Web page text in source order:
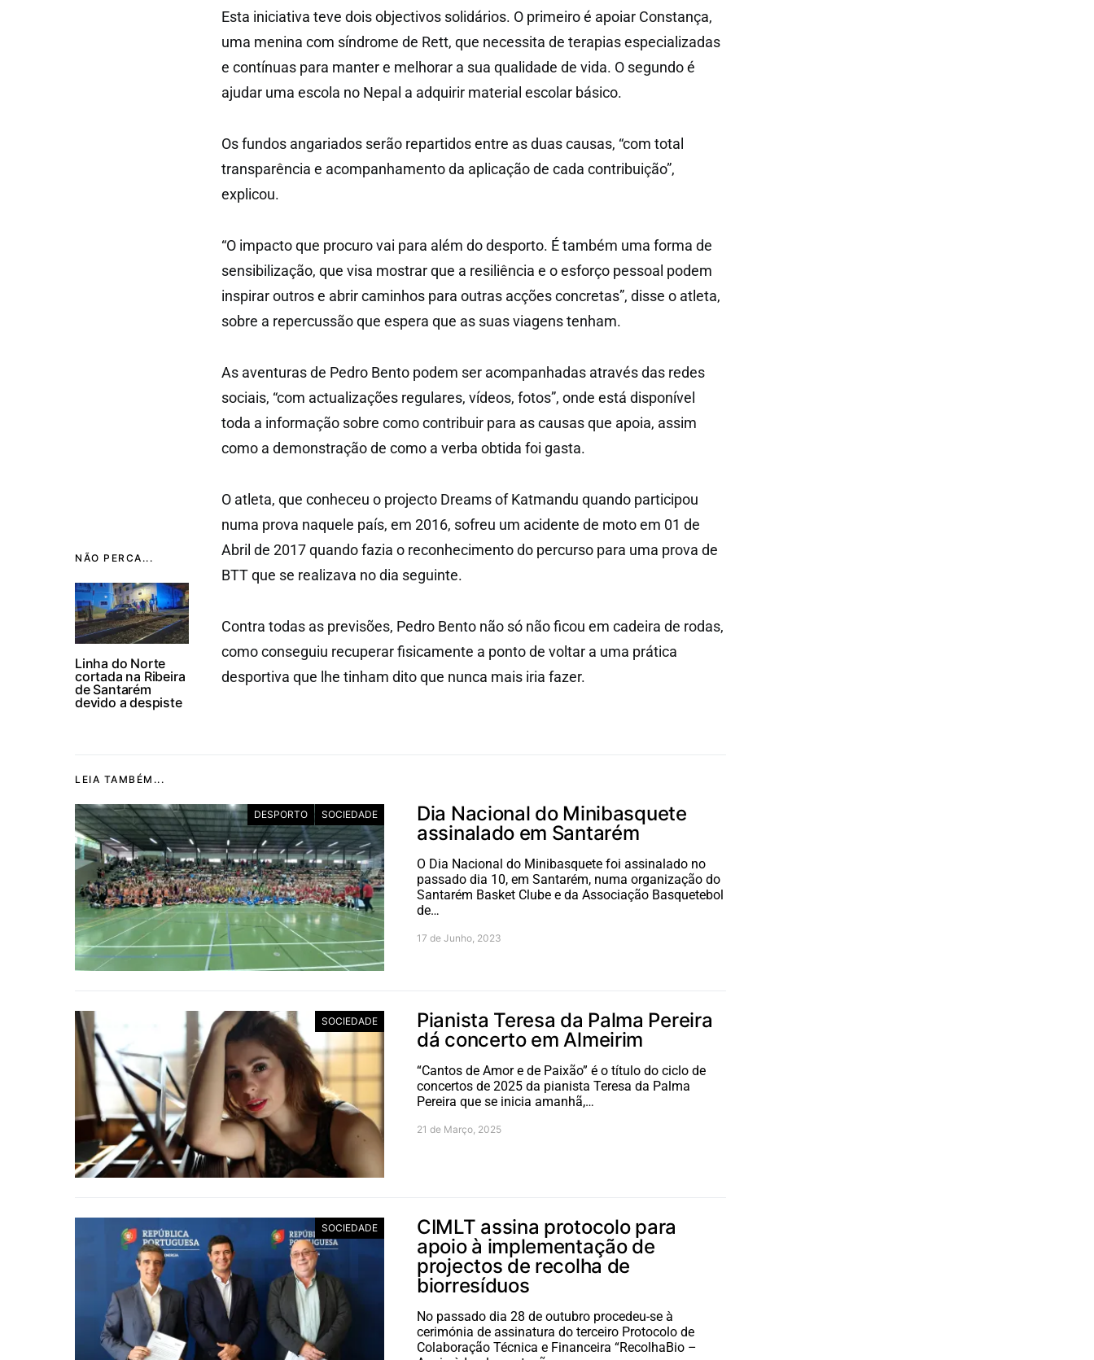
NÃO PERCA...
Linha do Norte
cortada na Ribeira
de Santarém
devido a despiste
Esta iniciativa teve dois objectivos solidários. O primeiro é apoiar Constança,
uma menina com síndrome de Rett, que necessita de terapias especializadas
e contínuas para manter e melhorar a sua qualidade de vida. O segundo é
ajudar uma escola no Nepal a adquirir material escolar básico.
Os fundos angariados serão repartidos entre as duas causas, “com total
transparência e acompanhamento da aplicação de cada contribuição”,
explicou.
“O impacto que procuro vai para além do desporto. É também uma forma de
sensibilização, que visa mostrar que a resiliência e o esforço pessoal podem
inspirar outros e abrir caminhos para outras acções concretas”, disse o atleta,
sobre a repercussão que espera que as suas viagens tenham.
As aventuras de Pedro Bento podem ser acompanhadas através das redes
sociais, “com actualizações regulares, vídeos, fotos”, onde está disponível
toda a informação sobre como contribuir para as causas que apoia, assim
como a demonstração de como a verba obtida foi gasta.
O atleta, que conheceu o projecto Dreams of Katmandu quando participou
numa prova naquele país, em 2016, sofreu um acidente de moto em 01 de
Abril de 2017 quando fazia o reconhecimento do percurso para uma prova de
BTT que se realizava no dia seguinte.
Contra todas as previsões, Pedro Bento não só não ficou em cadeira de rodas,
como conseguiu recuperar fisicamente a ponto de voltar a uma prática
desportiva que lhe tinham dito que nunca mais iria fazer.
LEIA TAMBÉM...
DESPORTO SOCIEDADE
Dia Nacional do Minibasquete
assinalado em Santarém
O Dia Nacional do Minibasquete foi assinalado no
passado dia 10, em Santarém, numa organização do
Santarém Basket Clube e da Associação Basquetebol
de…
17 de Junho, 2023
SOCIEDADE
Pianista Teresa da Palma Pereira
dá concerto em Almeirim
“Cantos de Amor e de Paixão” é o título do ciclo de
concertos de 2025 da pianista Teresa da Palma
Pereira que se inicia amanhã,…
21 de Março, 2025
SOCIEDADE
CIMLT assina protocolo para
apoio à implementação de
projectos de recolha de
biorresíduos
No passado dia 28 de outubro procedeu-se à
cerimónia de assinatura do terceiro Protocolo de
Colaboração Técnica e Financeira “RecolhaBio –